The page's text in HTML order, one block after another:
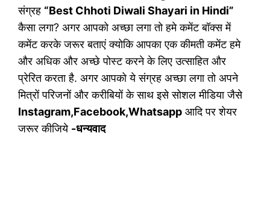
संग्रह “Best Chhoti Diwali Shayari in Hindi”
कैसा लगा? अगर आपको अच्छा लगा तो हमे कमेंट बॉक्स में
कमेंट करके जरूर बताएं क्योकि आपका एक कीमती कमेंट हमे
और अधिक और अच्छे पोस्ट करने के लिए उत्साहित और
प्रेरित करता है. अगर आपको ये संग्रह अच्छा लगा तो अपने
मित्रों परिजनों और करीबियों के साथ इसे सोशल मीडिया जैसे
Instagram,Facebook,Whatsapp आदि पर शेयर
जरूर कीजिये -धन्यवाद